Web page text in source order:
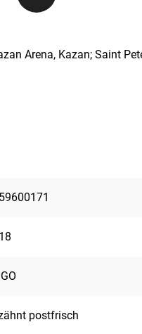
Arena, Kazan; Saint
postfrisch